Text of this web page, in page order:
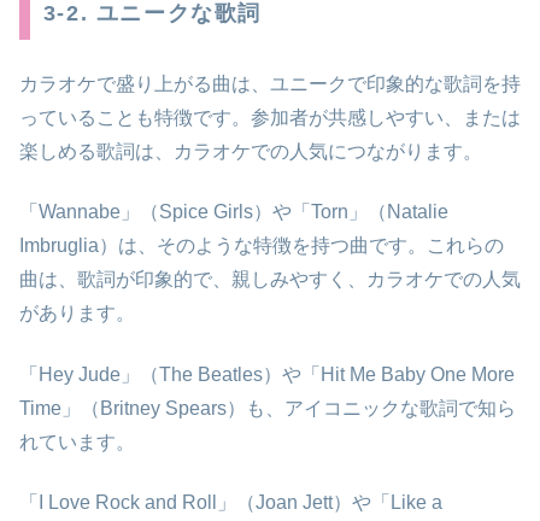
3-2. ユニークな歌詞
カラオケで盛り上がる曲は、ユニークで印象的な歌詞を持
っていることも特徴です。参加者が共感しやすい、または
楽しめる歌詞は、カラオケでの人気につながります。
「Wannabe」（Spice Girls）や「Torn」（Natalie
Imbruglia）は、そのような特徴を持つ曲です。これらの
曲は、歌詞が印象的で、親しみやすく、カラオケでの人気
があります。
「Hey Jude」（The Beatles）や「Hit Me Baby One More
Time」（Britney Spears）も、アイコニックな歌詞で知ら
れています。
「I Love Rock and Roll」（Joan Jett）や「Like a